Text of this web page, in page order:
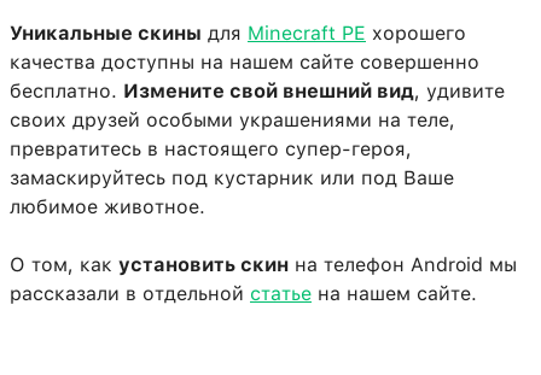
Уникальные скины для Minecraft PE хорошего
качества доступны на нашем сайте совершенно
бесплатно. Измените свой внешний вид, удивите
своих друзей особыми украшениями на теле,
превратитесь в настоящего супер-героя,
замаскируйтесь под кустарник или под Ваше
любимое животное.
О том, как установить скин на телефон Android мы
рассказали в отдельной статье на нашем сайте.